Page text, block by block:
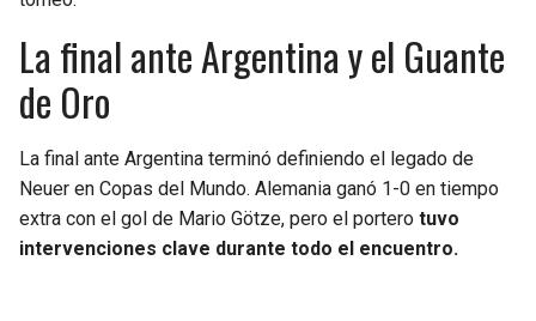
La final ante Argentina y el Guante
de Oro
La final ante Argentina terminó definiendo el legado de
Neuer en Copas del Mundo. Alemania ganó 1-0 en tiempo
extra con el gol de Mario Götze, pero el portero tuvo
intervenciones clave durante todo el encuentro.